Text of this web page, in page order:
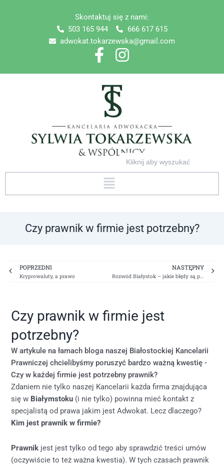
Skontaktuj się z nami:
503 165 944
666 617 615
adwokat.tokarzewska@gmail.com
Menu
Search
for:
Czy prawnik w firmie jest potrzebny?
PrevPOPRZEDNI
Kryprowaluty, a prawo
NASTĘPNY
Rozwód Białystok – jakie błędy są popełniane przy rozwodzie? 1/2
Czy prawnik w firmie jest
potrzebny?
W artykule na łamach bloga naszej Białostockiej Kancelarii
Prawniczej chcielibyśmy poruszyć bardzo ważną kwestię -
Czy w każdej firmie jest potrzebny prawnik?
Zdaniem nie tylko naszej Kancelarii każda firma znajdująca
się w Białymstoku (i nie tylko) powinna mieć kontakt z
specjalistą od prawa jakim jest Adwokat. Lecz dlaczego?
Kim jest prawnik w firmie?
Prawnik jest jest tylko od tego aby sprawdzić treści umów
(oczywiście to też ważna kwestia). W tych czasach prawnik